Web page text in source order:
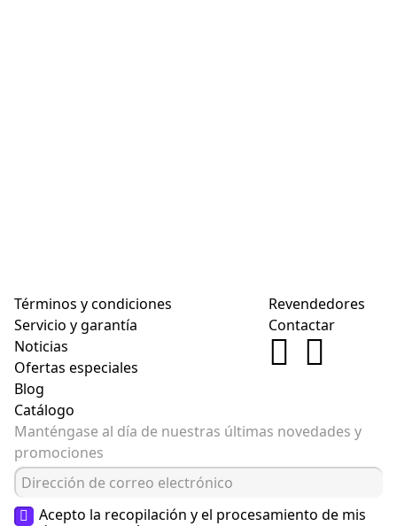
Términos y condiciones
Servicio y garantía
Noticias
Ofertas especiales
Blog
Catálogo
Revendedores
Contactar
Manténgase al día de nuestras últimas novedades y
promociones
Acepto la recopilación y el procesamiento de mis